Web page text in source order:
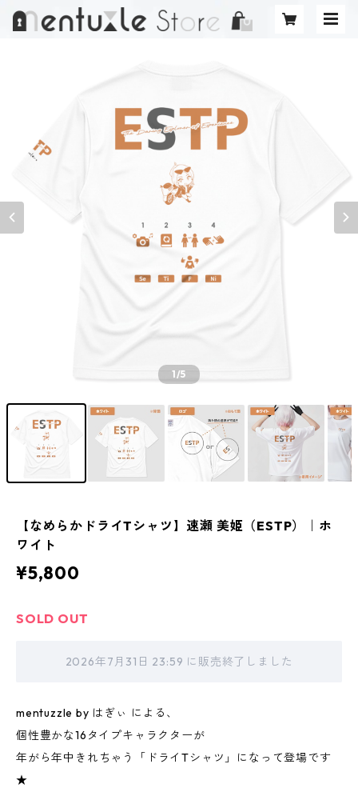
1/5
【なめらかドライTシャツ】速瀬 美姫（ESTP）｜ホ
ワイト
¥5,800
SOLD OUT
2026年7月31日 23:59 に販売終了しました
mentuzzle by はぎぃ による、
個性豊かな16タイプキャラクターが
年がら年中きれちゃう「ドライTシャツ」になって登場です
★